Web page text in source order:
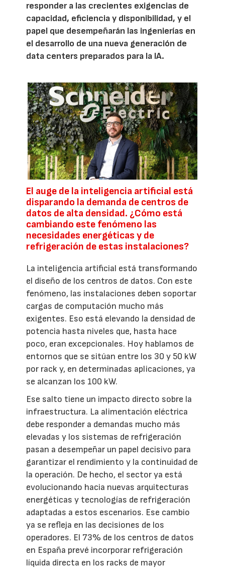
responder a las crecientes exigencias de
capacidad, eficiencia y disponibilidad, y el
papel que desempeñarán las ingenierías en
el desarrollo de una nueva generación de
data centers preparados para la IA.
El auge de la inteligencia artificial está
disparando la demanda de centros de
datos de alta densidad. ¿Cómo está
cambiando este fenómeno las
necesidades energéticas y de
refrigeración de estas instalaciones?
La inteligencia artificial está transformando
el diseño de los centros de datos. Con este
fenómeno, las instalaciones deben soportar
cargas de computación mucho más
exigentes. Eso está elevando la densidad de
potencia hasta niveles que, hasta hace
poco, eran excepcionales. Hoy hablamos de
entornos que se sitúan entre los 30 y 50 kW
por rack y, en determinadas aplicaciones, ya
se alcanzan los 100 kW.
Ese salto tiene un impacto directo sobre la
infraestructura. La alimentación eléctrica
debe responder a demandas mucho más
elevadas y los sistemas de refrigeración
pasan a desempeñar un papel decisivo para
garantizar el rendimiento y la continuidad de
la operación. De hecho, el sector ya está
evolucionando hacia nuevas arquitecturas
energéticas y tecnologías de refrigeración
adaptadas a estos escenarios. Ese cambio
ya se refleja en las decisiones de los
operadores. El 73% de los centros de datos
en España prevé incorporar refrigeración
líquida directa en los racks de mayor